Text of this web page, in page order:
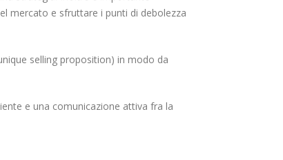
mercato e sfruttare i punti di debolezza
selling proposition) in modo da
e una comunicazione attiva fra la